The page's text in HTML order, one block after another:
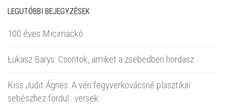
LEGUTÓBBI BEJEGYZÉSEK
100 éves Micimackó
Łukasz Barys: Csontok, amiket a zsebedben hordasz
Kiss Judit Ágnes: A vén fegyverkovácsné plasztikai
sebészhez fordul : versek